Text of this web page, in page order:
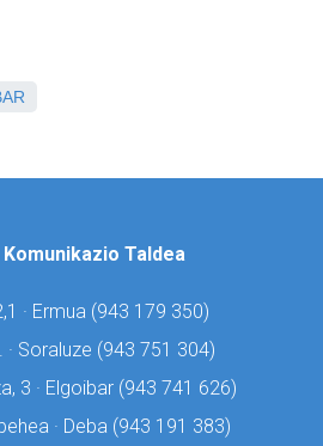
Taldea
· Ermua (943 179 350)
· Soraluze (943 751 304)
3 · Elgoibar (943 741 626)
· Deba (943 191 383)